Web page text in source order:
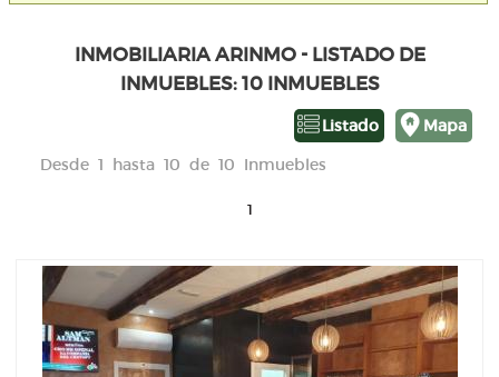
INMOBILIARIA ARINMO - LISTADO DE
INMUEBLES: 10 INMUEBLES
Mapa
Listado
Desde 1 hasta 10 de 10 Inmuebles
1